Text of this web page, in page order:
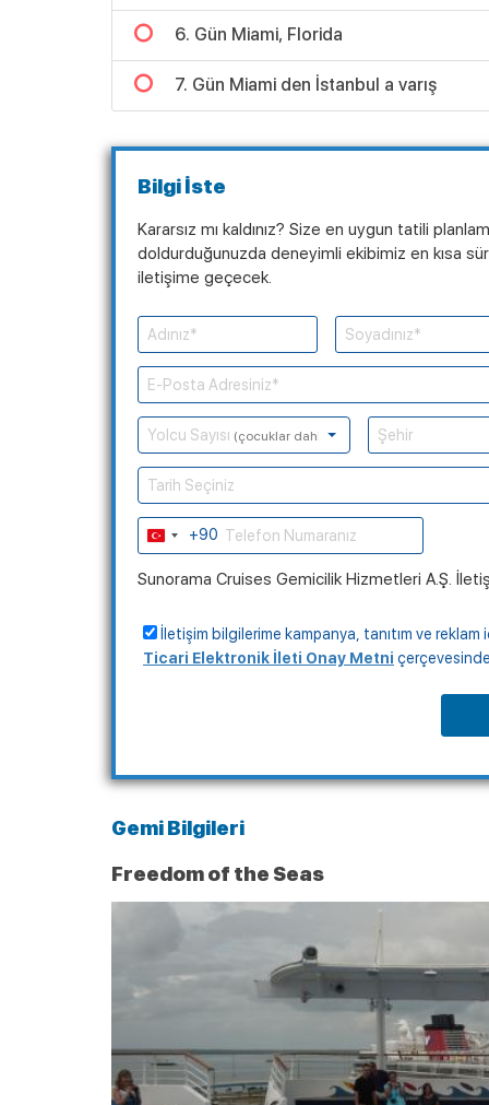
6. Gün Miami, Florida
7. Gün Miami den İstanbul a varış
Bilgi İste
Kararsız mı kaldınız? Size en uygun tatili
doldurduğunuzda deneyimli ekibimiz en kısa
iletişime geçecek.
Yolcu Sayısı (çocuklar dahil)
Tarih Seçiniz
Turkey+90
Sunorama Cruises Gemicilik Hizmetleri A.Ş.
İletişim bilgilerime kampanya, tanıtım ve
Ticari Elektronik İleti Onay Metni
Gemi Bilgileri
Freedom of the Seas